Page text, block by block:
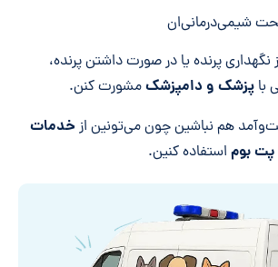
شیمی‌درمانی‌ان
نگهداری پرنده یا در صورت داشتن پرنده،
با پزشک و دامپزشکمشورت کنن.
هم نباشین چون می‌تونین از خدمات
بوم استفاده کنین.